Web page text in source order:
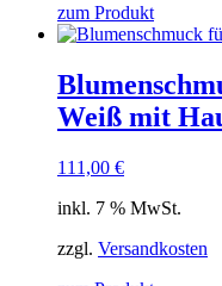
zum Produkt
Weiß mit
111,00 €
inkl. 7 % MwSt.
zzgl. Versandkosten